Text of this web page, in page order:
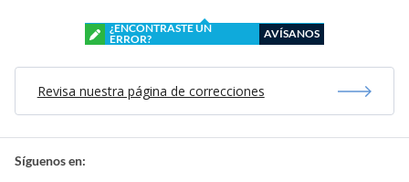
¿ENCONTRASTE UN
ERROR?
AVÍSANOS
Revisa nuestra página de correcciones
Síguenos en: